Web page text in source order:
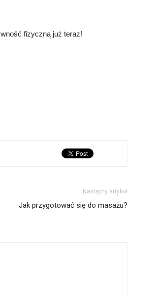
fizyczną już teraz!
Następny artykuł
Jak przygotować się do masażu?